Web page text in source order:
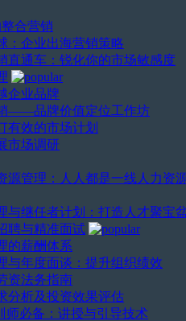
合营销
：企业出海营销策略
直通车：锐化你的市场敏感度
企业品牌
——品牌价值定位工作坊
有效的市场计划
市场调研
源管理：人人都是一线人力资
与继任者计划：打造人才聚宝
聘与精准面试
的薪酬体系
与年度面谈：提升组织绩效
资法务指南
分析及投资效果评估
师必备：讲授与引导技术